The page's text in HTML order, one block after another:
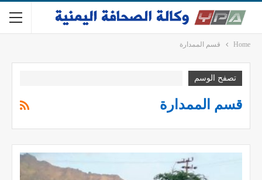
Home قسم الممدارة
تصفح الوسم
قسم الممدارة